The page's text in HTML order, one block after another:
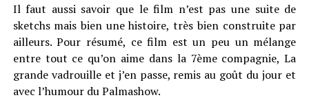
Il faut aussi savoir que le film n’est pas une suite de
sketchs mais bien une histoire, très bien construite par
ailleurs. Pour résumé, ce film est un peu un mélange
entre tout ce qu’on aime dans la 7ème compagnie, La
grande vadrouille et j’en passe, remis au goût du jour et
avec l’humour du Palmashow.